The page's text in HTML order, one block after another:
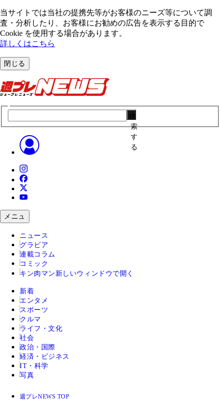
当サイトでは当社の提携先等がお客様のニーズ等について調
査・分析したり、お客様にお勧めの広告を表⽰する⽬的で
Cookie を使⽤する場合があります。
詳しくはこちら
閉じる
索
す
る
メニュ
ニュース
グラビア
連載コラム
コミック
キン肉マン 新しいウィンドウで開く
新着
エンタメ
スポーツ
クルマ
ライフ・文化
社会
政治・国際
経済・ビジネス
IT・科学
写真
週プレNEWS TOP